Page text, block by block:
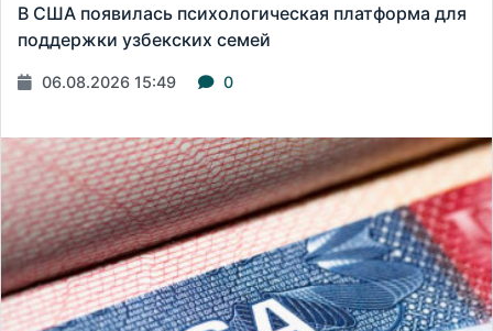
В США появилась психологическая платформа для
поддержки узбекских семей
06.08.2026 15:49 0